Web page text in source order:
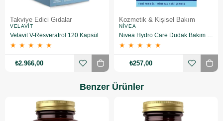
Takviye Edici Gıdalar
VELAVIT
Velavit V-Resveratrol 120 Kapsül
★ ★ ★ ★ ★
₺2.966,00
Kozmetik & Kişisel Bakım
NIVEA
★ ★ ★ ★ ★
₺257,00
Benzer Ürünler